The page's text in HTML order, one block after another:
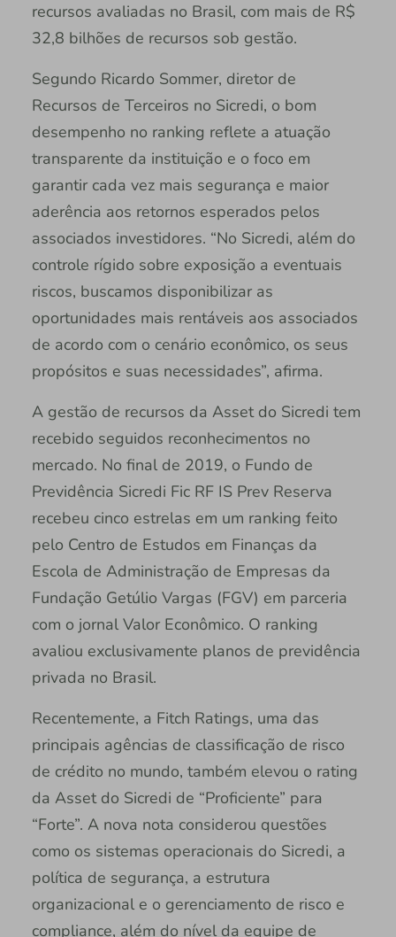
recursos avaliadas no Brasil, com mais de R$
32,8 bilhões de recursos sob gestão.
Segundo Ricardo Sommer, diretor de
Recursos de Terceiros no Sicredi, o bom
desempenho no ranking reflete a atuação
transparente da instituição e o foco em
garantir cada vez mais segurança e maior
aderência aos retornos esperados pelos
associados investidores. “No Sicredi, além do
controle rígido sobre exposição a eventuais
riscos, buscamos disponibilizar as
oportunidades mais rentáveis aos associados
de acordo com o cenário econômico, os seus
propósitos e suas necessidades”, afirma.
A gestão de recursos da Asset do Sicredi tem
recebido seguidos reconhecimentos no
mercado. No final de 2019, o Fundo de
Previdência Sicredi Fic RF IS Prev Reserva
recebeu cinco estrelas em um ranking feito
pelo Centro de Estudos em Finanças da
Escola de Administração de Empresas da
Fundação Getúlio Vargas (FGV) em parceria
com o jornal Valor Econômico. O ranking
avaliou exclusivamente planos de previdência
privada no Brasil.
Recentemente, a Fitch Ratings, uma das
principais agências de classificação de risco
de crédito no mundo, também elevou o rating
da Asset do Sicredi de “Proficiente” para
“Forte”. A nova nota considerou questões
como os sistemas operacionais do Sicredi, a
política de segurança, a estrutura
organizacional e o gerenciamento de risco e
compliance, além do nível da equipe de